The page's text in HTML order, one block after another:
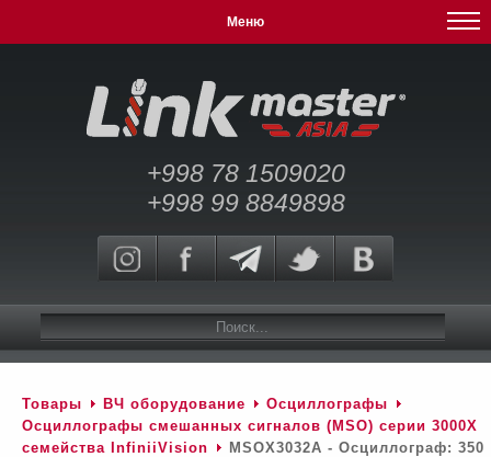
Меню
+998 78 1509020
+998 99 8849898
Товары ВЧ оборудование
Осциллографы
Осциллографы смешанных сигналов (MSO) серии 3000Х
семейства InfiniiVision
MSOX3032A - Осциллограф: 350